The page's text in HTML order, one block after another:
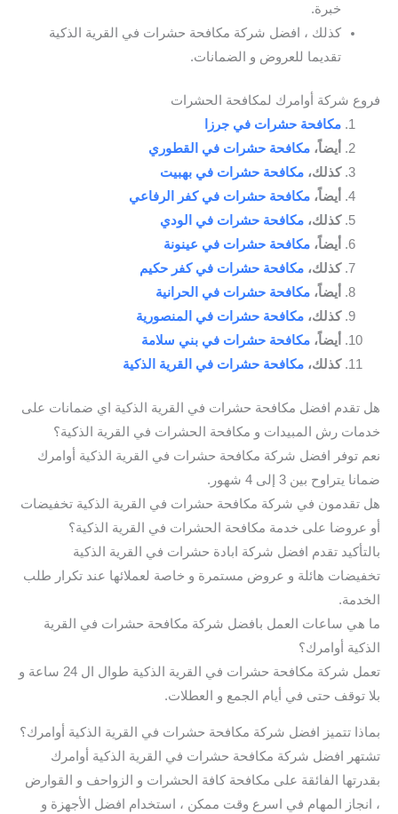
خبرة.
كذلك ، افضل شركة مكافحة حشرات في القرية الذكية
تقديما للعروض و الضمانات.
فروع شركة أوامرك لمكافحة الحشرات
مكافحة حشرات في جرزا
أيضاً، مكافحة حشرات في القطوري
كذلك، مكافحة حشرات في بهبيت
أيضاً، مكافحة حشرات في كفر الرفاعي
كذلك، مكافحة حشرات في الودي
أيضاً، مكافحة حشرات في عينونة
كذلك، مكافحة حشرات في كفر حكيم
أيضاً، مكافحة حشرات في الحرانية
كذلك، مكافحة حشرات في المنصورية
أيضاً، مكافحة حشرات في بني سلامة
كذلك، مكافحة حشرات في القرية الذكية
هل تقدم افضل مكافحة حشرات في القرية الذكية اي ضمانات على
خدمات رش المبيدات و مكافحة الحشرات في القرية الذكية؟
نعم توفر افضل شركة مكافحة حشرات في القرية الذكية أوامرك
ضمانا يتراوح بين 3 إلى 4 شهور.
هل تقدمون في شركة مكافحة حشرات في القرية الذكية تخفيضات
أو عروضا على خدمة مكافحة الحشرات في القرية الذكية؟
بالتأكيد تقدم افضل شركة ابادة حشرات في القرية الذكية
تخفيضات هائلة و عروض مستمرة و خاصة لعملائها عند تكرار طلب
الخدمة.
ما هي ساعات العمل بافضل شركة مكافحة حشرات في القرية
الذكية أوامرك؟
تعمل شركة مكافحة حشرات في القرية الذكية طوال ال 24 ساعة و
بلا توقف حتى في أيام الجمع و العطلات.
بماذا تتميز افضل شركة مكافحة حشرات في القرية الذكية أوامرك؟
تشتهر افضل شركة مكافحة حشرات في القرية الذكية أوامرك
بقدرتها الفائقة على مكافحة كافة الحشرات و الزواحف و القوارض
، انجاز المهام في اسرع وقت ممكن ، استخدام افضل الأجهزة و